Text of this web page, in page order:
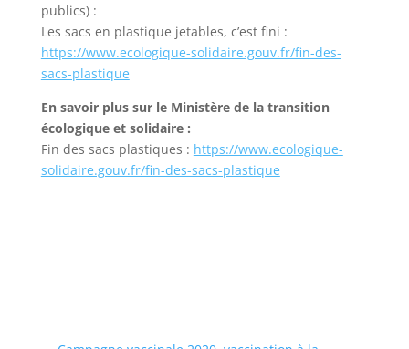
publics) :
Les sacs en plastique jetables, c’est fini :
https://www.ecologique-solidaire.gouv.fr/fin-des-
sacs-plastique
En savoir plus sur le Ministère de la transition
écologique et solidaire :
Fin des sacs plastiques : https://www.ecologique-
solidaire.gouv.fr/fin-des-sacs-plastique